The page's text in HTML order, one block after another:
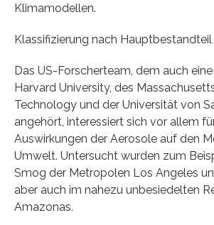
Klimamodellen.
Klassifizierung nach Hauptbestandteil
Das US-Forscherteam, dem auch
Harvard University, des
Technology und der Universität von
angehört, interessiert sich vor allem
Auswirkungen der Aerosole auf den
Umwelt. Untersucht wurden zum
Smog der Metropolen Los Angeles
aber auch im nahezu unbesiedelten
Amazonas.